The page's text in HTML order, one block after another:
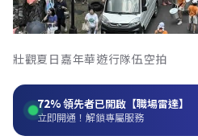
壯觀夏日嘉年華遊行隊伍空拍
72%領先者已開啟【職場雷達】
立即開通！解鎖專屬服務